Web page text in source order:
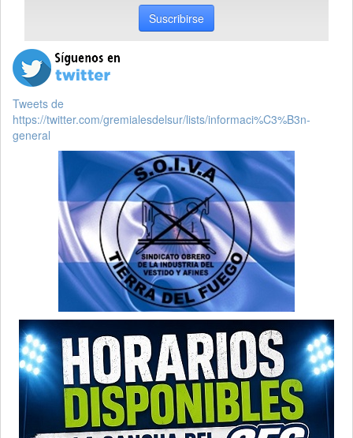
Suscribirse
Tweets de
https://twitter.com/gremialesdelsur/lists/informaci%C3%B3n-
general